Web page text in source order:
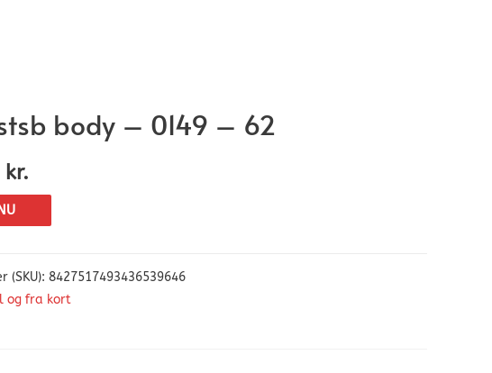
body – 0149 – 62
kr.
(SKU): 8427517493436539646
og fra kort